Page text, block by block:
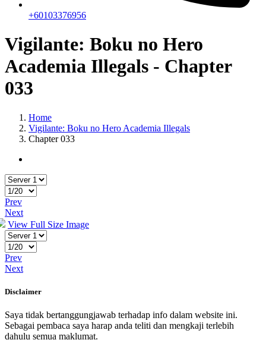
+60103376956
Vigilante: Boku no Hero
Academia Illegals - Chapter
033
Home
Vigilante: Boku no Hero Academia Illegals
Chapter 033
Prev
Next
View Full Size Image
Prev
Next
Disclaimer
Saya tidak bertanggungjawab terhadap info dalam website ini.
Sebagai pembaca saya harap anda teliti dan mengkaji terlebih
dahulu semua maklumat.